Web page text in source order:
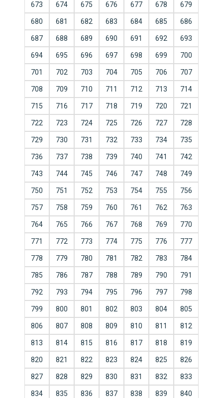
673 674 675 676 677 678 679
680 681 682 683 684 685 686
687 688 689 690 691 692 693
694 695 696 697 698 699 700
701 702 703 704 705 706 707
708 709 710 711 712 713 714
715 716 717 718 719 720 721
722 723 724 725 726 727 728
729 730 731 732 733 734 735
736 737 738 739 740 741 742
743 744 745 746 747 748 749
750 751 752 753 754 755 756
757 758 759 760 761 762 763
764 765 766 767 768 769 770
771 772 773 774 775 776 777
778 779 780 781 782 783 784
785 786 787 788 789 790 791
792 793 794 795 796 797 798
799 800 801 802 803 804 805
806 807 808 809 810 811 812
813 814 815 816 817 818 819
820 821 822 823 824 825 826
827 828 829 830 831 832 833
834 835 836 837 838 839 840